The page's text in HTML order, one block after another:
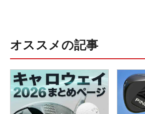
オススメの記事